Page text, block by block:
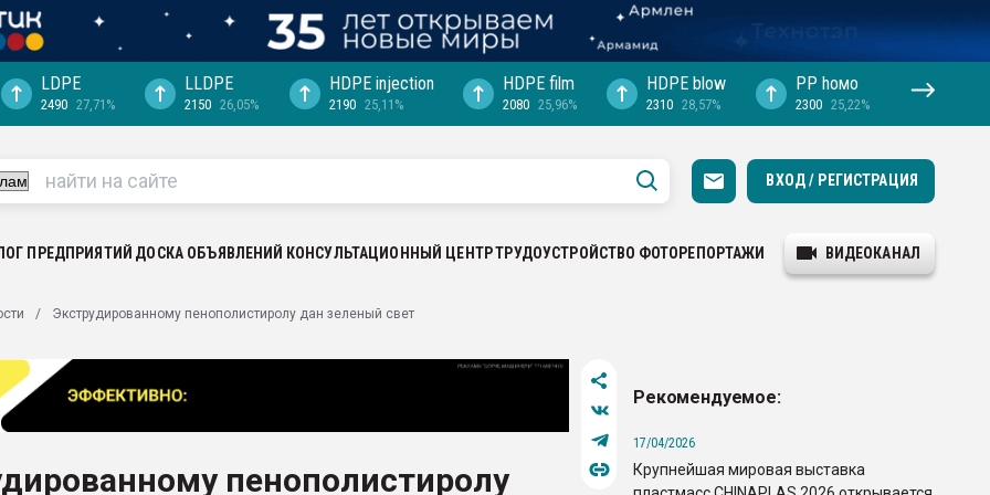
выходит на
рынке
LDPE
2490 27,71%
LLDPE
2150 26,05%
HDPE injection
2190 25,11%
HDPE film
2080 25,96%
HDPE blow
2310 28,57%
PP hомо
2300 25,22%
ВХОД / РЕГИСТРАЦИЯ
ПРЕДПРИЯТИЙ ДОСКА ОБЪЯВЛЕНИЙ КОНСУЛЬТАЦИОННЫЙ ЦЕНТРТРУДОУСТРОЙСТВО ФОТОРЕПОРТАЖИ ВИДЕОКАНАЛ
Экструдированному пенополистиролу дан зеленый свет
пенополистиролу
Рекомендуемое:
17/04/2026
Крупнейшая мировая выставка